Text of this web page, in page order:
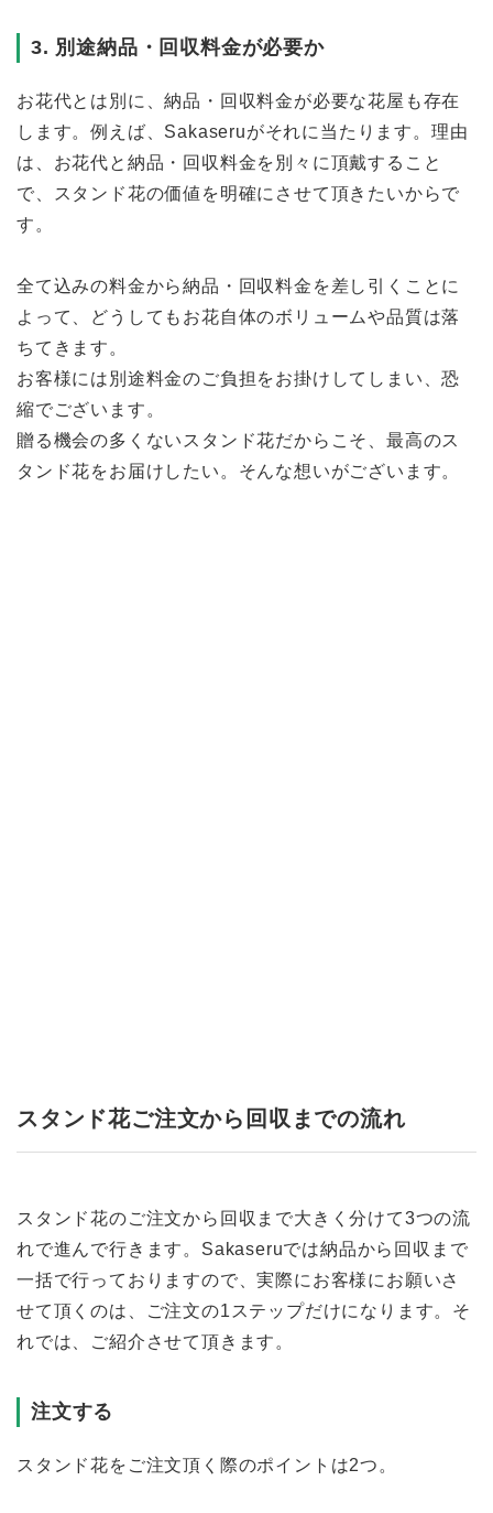
3. 別途納品・回収料金が必要か
お花代とは別に、納品・回収料金が必要な花屋も存在
します。例えば、Sakaseruがそれに当たります。理由
は、お花代と納品・回収料金を別々に頂戴すること
で、スタンド花の価値を明確にさせて頂きたいからで
す。
全て込みの料金から納品・回収料金を差し引くことに
よって、どうしてもお花自体のボリュームや品質は落
ちてきます。
お客様には別途料金のご負担をお掛けしてしまい、恐
縮でございます。
贈る機会の多くないスタンド花だからこそ、最高のス
タンド花をお届けしたい。そんな想いがございます。
スタンド花ご注文から回収までの流れ
スタンド花のご注文から回収まで大きく分けて3つの流
れで進んで行きます。Sakaseruでは納品から回収まで
一括で行っておりますので、実際にお客様にお願いさ
せて頂くのは、ご注文の1ステップだけになります。そ
れでは、ご紹介させて頂きます。
注文する
スタンド花をご注文頂く際のポイントは2つ。